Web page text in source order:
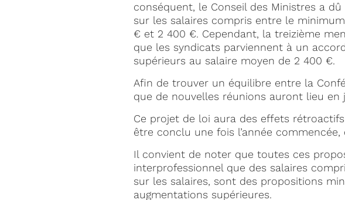
conséquent, le Conseil des Ministres a
sur les salaires compris entre le
€ et 2 400 €. Cependant, la treizième
que les syndicats parviennent à un
supérieurs au salaire moyen de 2 400 €.
Afin de trouver un équilibre entre la
que de nouvelles réunions auront lieu
Ce projet de loi aura des effets
être conclu une fois l’année
Il convient de noter que toutes ces
interprofessionnel que des salaires
sur les salaires, sont des propositions
augmentations supérieures.